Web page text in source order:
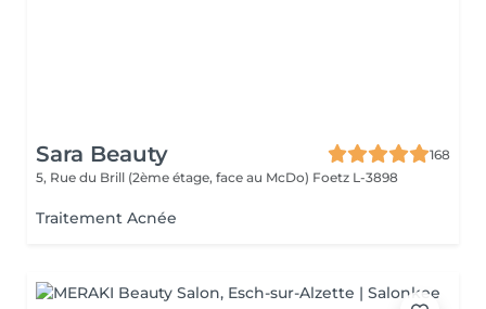
Sara Beauty
168
5, Rue du Brill (2ème étage, face au McDo) Foetz L-3898
Traitement Acnée